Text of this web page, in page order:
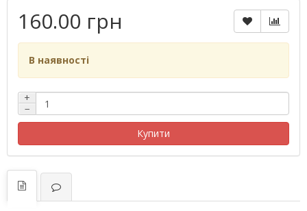
160.00 грн
В наявності
+
−
Купити